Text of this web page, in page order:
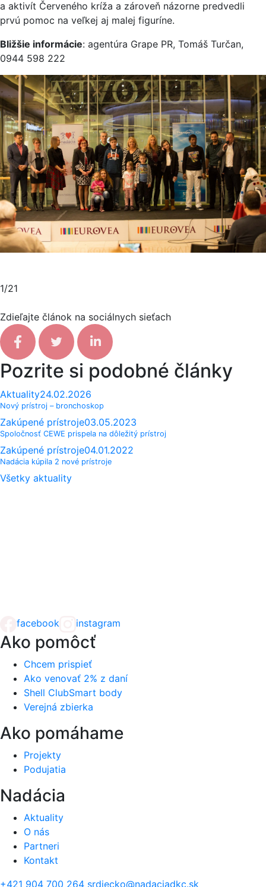
a aktivít Červeného kríža a zároveň názorne predvedli
prvú pomoc na veľkej aj malej figuríne.
Bližšie informácie: agentúra Grape PR, Tomáš Turčan,
0944 598 222
1/21
Zdieľajte článok na sociálnych sieťach
Facebook share
Tweet Linkedin share
Pozrite si podobné články
Aktuality24.02.2026
Nový prístroj – bronchoskop
Zakúpené prístroje03.05.2023
Spoločnosť CEWE prispela na dôležitý prístroj
Zakúpené prístroje04.01.2022
Nadácia kúpila 2 nové prístroje
Všetky aktuality
facebook instagram
Ako pomôcť
Chcem prispieť
Ako venovať 2% z daní
Shell ClubSmart body
Verejná zbierka
Ako pomáhame
Projekty
Podujatia
Nadácia
Aktuality
O nás
Partneri
Kontakt
+421 904 700 264 srdiecko@nadaciadkc.sk